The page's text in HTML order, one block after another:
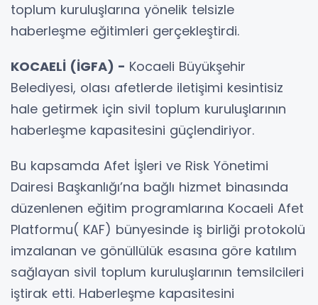
toplum kuruluşlarına yönelik telsizle
haberleşme eğitimleri gerçekleştirdi.
KOCAELİ (İGFA) - Kocaeli Büyükşehir
Belediyesi, olası afetlerde iletişimi kesintisiz
hale getirmek için sivil toplum kuruluşlarının
haberleşme kapasitesini güçlendiriyor.
Bu kapsamda Afet İşleri ve Risk Yönetimi
Dairesi Başkanlığı’na bağlı hizmet binasında
düzenlenen eğitim programlarına Kocaeli Afet
Platformu( KAF) bünyesinde iş birliği protokolü
imzalanan ve gönüllülük esasına göre katılım
sağlayan sivil toplum kuruluşlarının temsilcileri
iştirak etti. Haberleşme kapasitesini